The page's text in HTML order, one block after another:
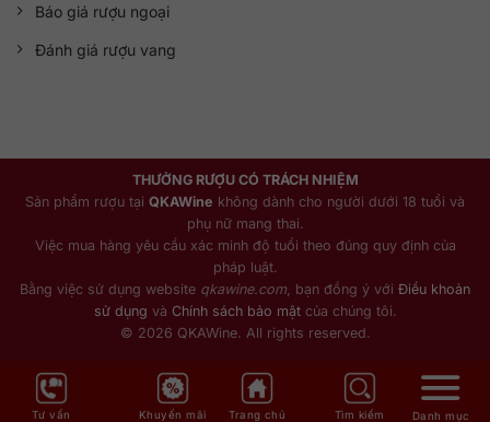
Báo giá rượu ngoại
Đánh giá rượu vang
THƯỞNG RƯỢU CÓ TRÁCH NHIỆM
Sản phẩm rượu tại QKAWine không dành cho người dưới 18 tuổi và
phụ nữ mang thai.
Việc mua hàng yêu cầu xác minh độ tuổi theo đúng quy định của
pháp luật.
Bằng việc sử dụng website qkawine.com , bạn đồng ý với Điều khoản
sử dụng và Chính sách bảo mậtcủa chúng tôi.
© 2026 QKAWine. All rights reserved.
Tư vấn Khuyến mãi Trang chủ Tìm kiếm Danh mục